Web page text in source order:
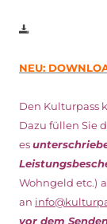
NEU:
Den Kulturpass
Dazu füllen Sie
es
Wohngeld etc.)
an
vor dem